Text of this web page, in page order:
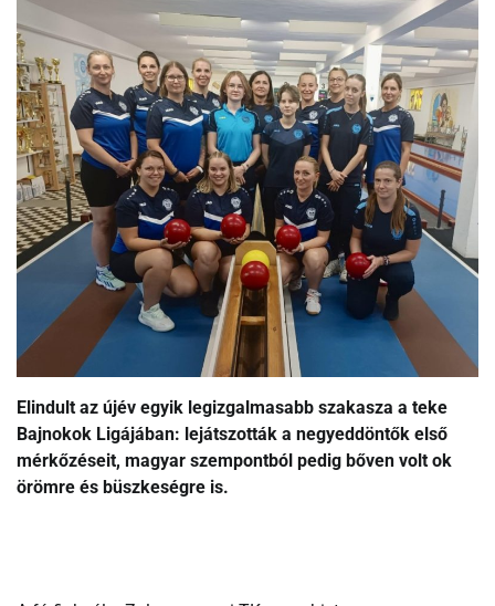
Elindult az újév egyik legizgalmasabb szakasza a teke
Bajnokok Ligájában: lejátszották a negyeddöntők első
mérkőzéseit, magyar szempontból pedig bőven volt ok
örömre és büszkeségre is.